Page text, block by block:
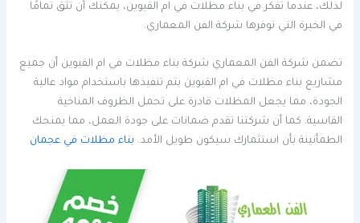
لذلك، عندما تفكر في بناء مظلات في ام القيوين، يمكنك أن تثق تمامًا
في الخبرة التي توفرها شركة الفن المعماري.
تضمن شركة الفن المعماري شركة بناء مظلات في ام القيوين أن جميع
مشاريع بناء مظلات في ام القيوين يتم تنفيذها باستخدام مواد عالية
الجودة، مما يجعل المظلات قادرة على تحمل الظروف المناخية
القاسية. كما أن شركتنا تقدم ضمانات على جودة العمل، مما يمنحك
الطمأنينة بأن استثمارك سيكون طويل الأمد. بناء مظلات في عجمان